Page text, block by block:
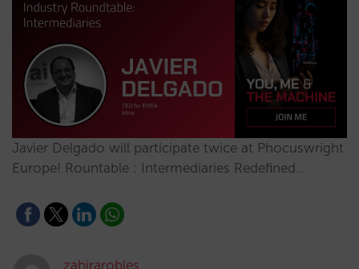
Javier Delgado will participate twice at Phocuswright
Europe! Rountable : Intermediaries Redefined…
zahirarobles